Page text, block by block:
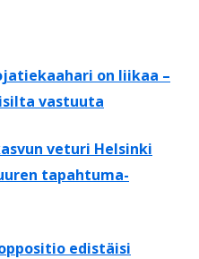
on liikaa –
vastuuta
veturi Helsinki
tapahtuma-
edistäisi